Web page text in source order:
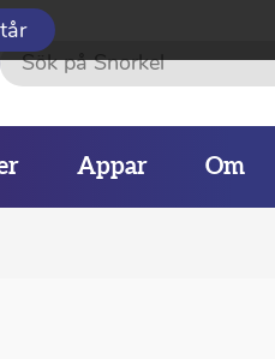
Appar Om